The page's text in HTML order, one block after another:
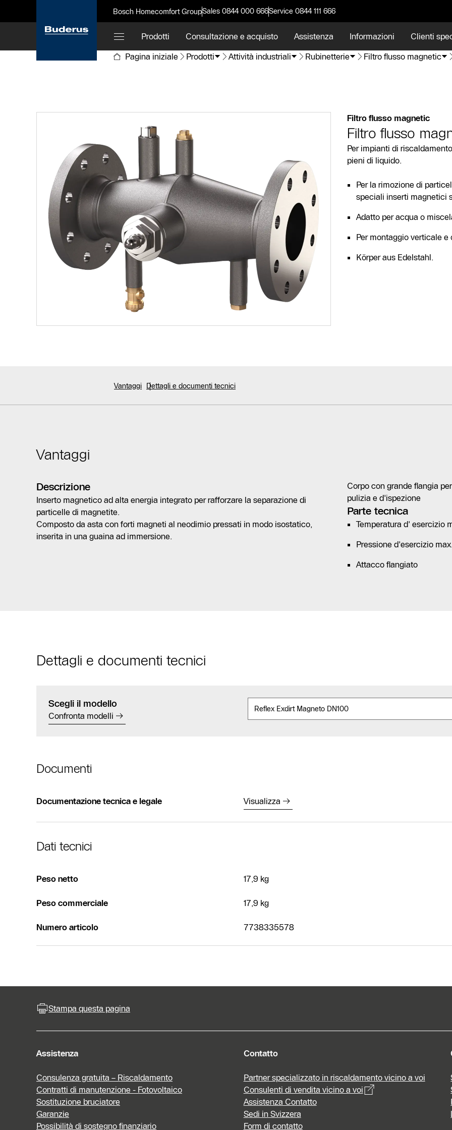
Bosch Homecomfort GroupSales 0844 000 666Service 0844 111 666
Prodotti Consultazione e acquisto Assistenza Informazioni Clienti
Pagina iniziale
Prodotti Attività industriali Rubinetterie Filtro flusso magnetic
Filtro flusso magnetic
Filtro flusso
Per impianti di
pieni di liquido.
Per la rimozione di
speciali inserti magnetici
Adatto per acqua o
Per montaggio verticale e
Körper aus Edelstahl.
Vantaggi Dettagli e documenti tecnici
Vantaggi
Descrizione
Inserto magnetico ad alta energia integrato per rafforzare la separazione di
particelle di magnetite.
Composto da asta con forti magneti al neodimio pressati in modo isostatico,
inserita in una guaina ad immersione.
Corpo con grande flangia
pulizia e d'ispezione
Parte tecnica
Temperatura d' esercizio
Pressione d'esercizio
Attacco flangiato
Dettagli e documenti tecnici
Scegli il modello
Confronta modelli
Documenti
Documentazione tecnica e legale Visualizza
Dati tecnici
Peso netto 17,9 kg
Peso commerciale 17,9 kg
Numero articolo 7738335578
riscaldamento
Stampa questa pagina
Assistenza
Consulenza gratuita – Riscaldamento
Contratti di manutenzione - Fotovoltaico
Sostituzione bruciatore
Garanzie
Possibilità di sostegno finanziario
Contatto
Partner specializzato in riscaldamento vicino a voi
Consulenti di vendita vicino a voi
Assistenza Contatto
Sedi in Svizzera
Form di contatto